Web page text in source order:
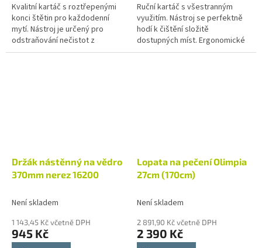
Kvalitní kartáč s roztřepenými
konci štětin pro každodenní
mytí. Nástroj je určený pro
odstraňování nečistot z
hladkých povrchů stolů, nádob a
Ruční kartáč s všestranným
využitím. Nástroj se perfektně
hodí k čištění složitě
dostupných míst. Ergonomické
provedení prodloužené rukojeti
Držák nástěnný na vědro
370mm nerez 16200
Není skladem
1 143,45 Kč včetně DPH
945 Kč
Lopata na pečení Olimpia
27cm (170cm)
Není skladem
2 891,90 Kč včetně DPH
2 390 Kč